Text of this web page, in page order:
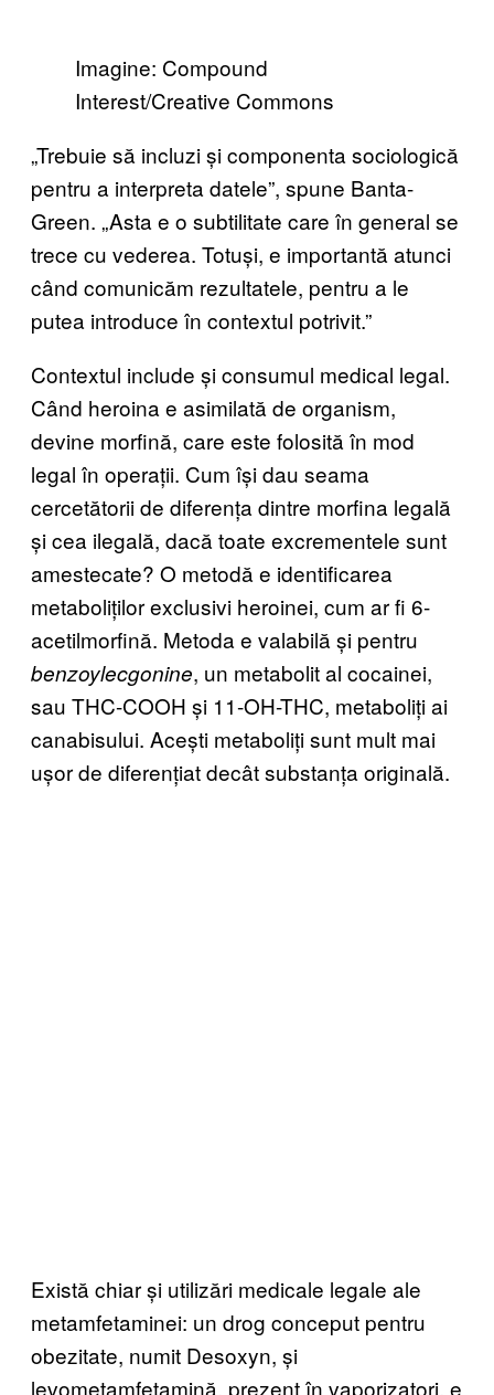
Imagine: Compound
Interest/Creative Commons
„Trebuie să incluzi și componenta sociologică
pentru a interpreta datele”, spune Banta-
Green. „Asta e o subtilitate care în general se
trece cu vederea. Totuși, e importantă atunci
când comunicăm rezultatele, pentru a le
putea introduce în contextul potrivit.”
Contextul include și consumul medical legal.
Când heroina e asimilată de organism,
devine morfină, care este folosită în mod
legal în operații. Cum își dau seama
cercetătorii de diferența dintre morfina legală
și cea ilegală, dacă toate excrementele sunt
amestecate? O metodă e identificarea
metaboliților exclusivi heroinei, cum ar fi 6-
acetilmorfină. Metoda e valabilă și pentru
benzoylecgonine, un metabolit al cocainei,
sau THC-COOH și 11-OH-THC, metaboliți ai
canabisului. Acești metaboliți sunt mult mai
ușor de diferențiat decât substanța originală.
Există chiar și utilizări medicale legale ale
metamfetaminei: un drog conceput pentru
obezitate, numit Desoxyn, și
levometamfetamină, prezent în vaporizatori, e